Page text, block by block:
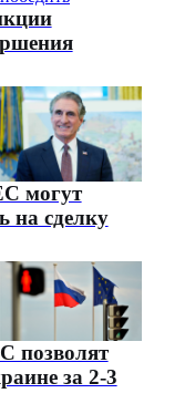
могут
на сделку
позволят
за 2-3